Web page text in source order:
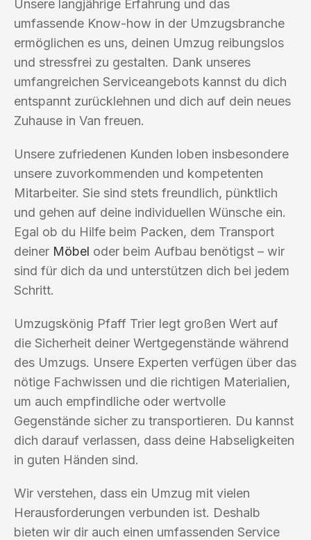
Unsere langjährige Erfahrung und das
umfassende Know-how in der Umzugsbranche
ermöglichen es uns, deinen Umzug reibungslos
und stressfrei zu gestalten. Dank unseres
umfangreichen Serviceangebots kannst du dich
entspannt zurücklehnen und dich auf dein neues
Zuhause in Van freuen.
Unsere zufriedenen Kunden loben insbesondere
unsere zuvorkommenden und kompetenten
Mitarbeiter. Sie sind stets freundlich, pünktlich
und gehen auf deine individuellen Wünsche ein.
Egal ob du Hilfe beim Packen, dem Transport
deiner Möbel oder beim Aufbau benötigst – wir
sind für dich da und unterstützen dich bei jedem
Schritt.
Umzugskönig Pfaff Trier legt großen Wert auf
die Sicherheit deiner Wertgegenstände während
des Umzugs. Unsere Experten verfügen über das
nötige Fachwissen und die richtigen Materialien,
um auch empfindliche oder wertvolle
Gegenstände sicher zu transportieren. Du kannst
dich darauf verlassen, dass deine Habseligkeiten
in guten Händen sind.
Wir verstehen, dass ein Umzug mit vielen
Herausforderungen verbunden ist. Deshalb
bieten wir dir auch einen umfassenden Service